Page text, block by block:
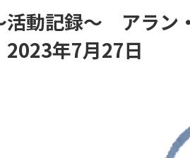
活動記録～ アラン
年7月27日